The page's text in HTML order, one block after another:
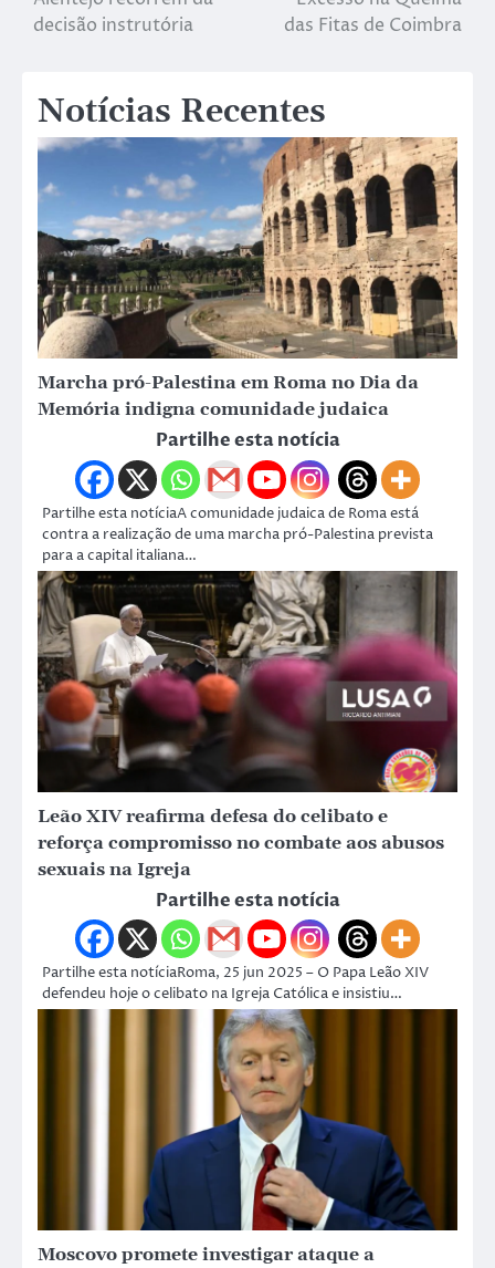
decisão instrutória
das Fitas de Coimbra
Notícias Recentes
Marcha pró-Palestina em Roma no Dia da
Memória indigna comunidade judaica
Partilhe esta notícia
Partilhe esta notíciaA comunidade judaica de Roma está
contra a realização de uma marcha pró-Palestina prevista
para a capital italiana…
Leão XIV reafirma defesa do celibato e
reforça compromisso no combate aos abusos
sexuais na Igreja
Partilhe esta notícia
Partilhe esta notíciaRoma, 25 jun 2025 – O Papa Leão XIV
defendeu hoje o celibato na Igreja Católica e insistiu…
Moscovo promete investigar ataque a